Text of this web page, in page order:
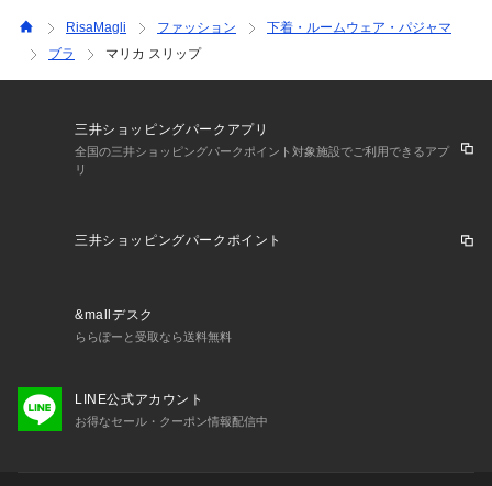
＜サイズ＞
M：バスト 79～87cm（総丈：約75cm）
＜商品仕様＞
・ストラップ長さ調節可能（取り外し不可）
＜関連アイテム＞
・67161 ブラジャー（E・F）
・67162 ブラジャー（G・H）
・47164 おやすみブラ（LL）
・47165 おやすみブラ（3L）
RisaMagli ファッション
下着・ルームウェア・パジャマ
ブラ
マリカ スリップ
三井ショッピングパークアプリ
全国の三井ショッピングパークポイント対象施設でご利用できるアプ
リ
三井ショッピングパークポイント
&mallデスク
ららぽーと受取なら送料無料
LINE公式アカウント
お得なセール・クーポン情報配信中